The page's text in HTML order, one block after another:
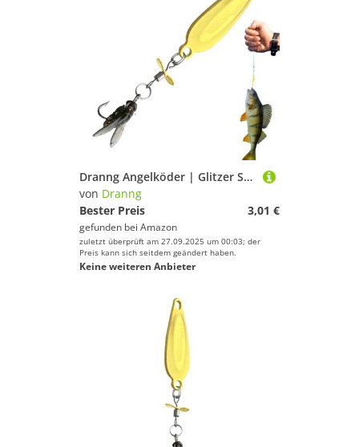
Dranng Angelköder | Glitzer Schwimmköder mit schwebender Schwanzflosse,Realistischer Schwimmköder Fliegenfischen Ausrüstung für Meer Kajak Fluss Süßwasser Salzwasser Anfänger und erfahrene Angler
von Dranng
Bester Preis
3,01 €
gefunden bei Amazon
zuletzt überprüft am 27.09.2025 um 00:03; der
Preis kann sich seitdem geändert haben.
Keine weiteren Anbieter